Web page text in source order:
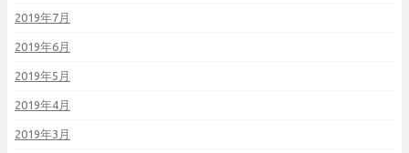
2019年7月
2019年6月
2019年5月
2019年4月
2019年3月